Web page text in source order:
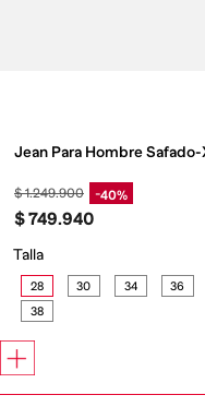
Jean Para Hombre Safado-
$1.249.900 40%
$749.940
Talla
28 30 34
36
38